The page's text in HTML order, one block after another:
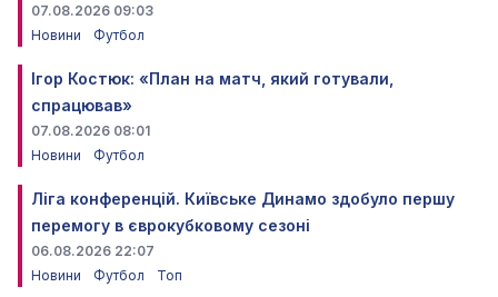
07.08.2026 09:03
Новини
Футбол
Ігор Костюк: «План на матч, який готували,
спрацював»
07.08.2026 08:01
Новини
Футбол
Ліга конференцій. Київське Динамо здобуло першу
перемогу в єврокубковому сезоні
06.08.2026 22:07
Новини
Футбол Топ